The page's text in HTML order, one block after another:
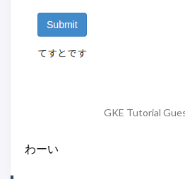
GKE Tutorial
わーい